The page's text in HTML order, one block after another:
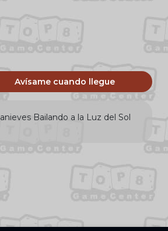
Avísame cuando llegue
Bailando a la Luz del Sol